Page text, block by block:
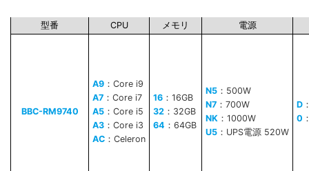
型番 CPU メモリ 電源
BBC-RM9740
A9 ：Core i9
A7 ：Core i7
A5 ：Core i5
A3 ：Core i3
AC ：Celeron
16 ：16GB
32 ：32GB
64 ：64GB
N5 ：500W
N7 ：700W
NK ：1000W
U5 ：UPS電源 520W
D
0